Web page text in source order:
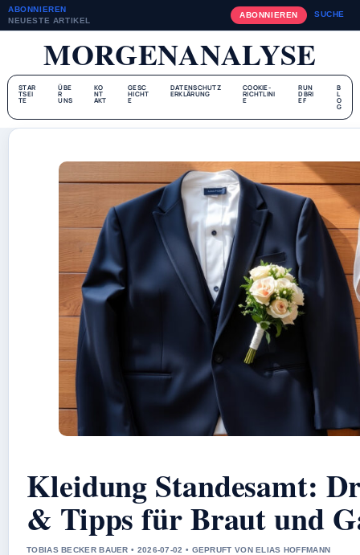
ABONNIEREN
NEUESTE ARTIKEL
ABONNIEREN SUCHE
MORGENANALYSE
STAR
TSEI
TE
ÜBE
R
UNS
KO
NT
AKT
GESC
HICHT
E
DATENSCHUTZ
ERKLÄRUNG
COOKIE-
RICHTLINI
E
RUN
DBRI
EF
B
L
O
G
Kleidung Standesamt:
& Tipps für Braut und
TOBIAS BECKER BAUER • 2026-07-02 • GEPRUFT VON ELIAS HOFFMANN